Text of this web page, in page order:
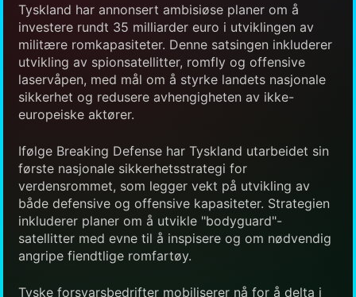
Tyskland har annonsert ambisiøse planer om å
investere rundt 35 milliarder euro i utviklingen av
militære romkapasiteter. Denne satsingen inkluderer
utvikling av spionsatellitter, romfly og offensive
laservåpen, med mål om å styrke landets nasjonale
sikkerhet og redusere avhengigheten av ikke-
europeiske aktører.
Ifølge Breaking Defense har Tyskland utarbeidet sin
første nasjonale sikkerhetsstrategi for
verdensrommet, som legger vekt på utvikling av
både defensive og offensive kapasiteter. Strategien
inkluderer planer om å utvikle "bodyguard"-
satellitter med evne til å inspisere og om nødvendig
angripe fiendtlige romfartøy.
Tyske forsvarsbedrifter mobiliserer nå for å delta i